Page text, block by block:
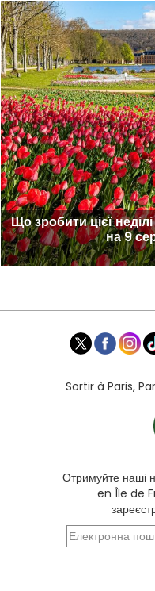
Що зробити цієї
на 9
Sortir à Paris,
Отримуйте наші
en Île de